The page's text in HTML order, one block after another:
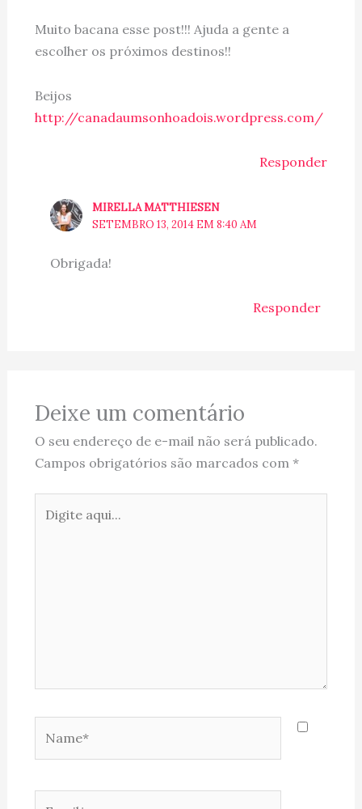
Muito bacana esse post!!! Ajuda a gente a
escolher os próximos destinos!!
Beijos
http://canadaumsonhoadois.wordpress.com/
Responder
MIRELLA MATTHIESEN
SETEMBRO 13, 2014 EM 8:40 AM
Obrigada!
Responder
Deixe um comentário
O seu endereço de e-mail não será publicado.
Campos obrigatórios são marcados com *
aqui...